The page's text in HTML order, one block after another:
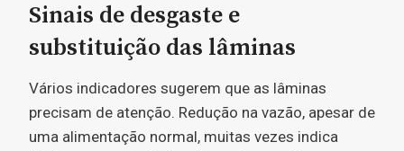
Sinais de desgaste e
substituição das lâminas
Vários indicadores sugerem que as lâminas
precisam de atenção. Redução na vazão, apesar de
uma alimentação normal, muitas vezes indica